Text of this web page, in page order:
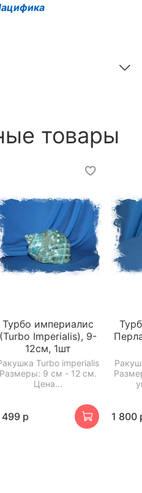
товары
Турбо империалис
(Turbo Imperialis), 9-
12см, 1шт
Turbo imperialis
Размеры: 9 см - 12 см.
Цена...
499 р 1 800